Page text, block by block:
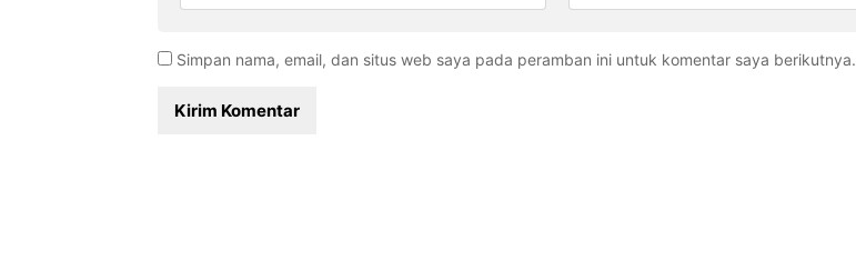
Simpan nama, email, dan situs web saya pada peramban ini untuk komentar saya berikutnya.